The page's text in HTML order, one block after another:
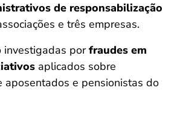
de responsabilização
e três empresas.
investigadas porfraudes em
aplicados sobre
aposentados e pensionistas do